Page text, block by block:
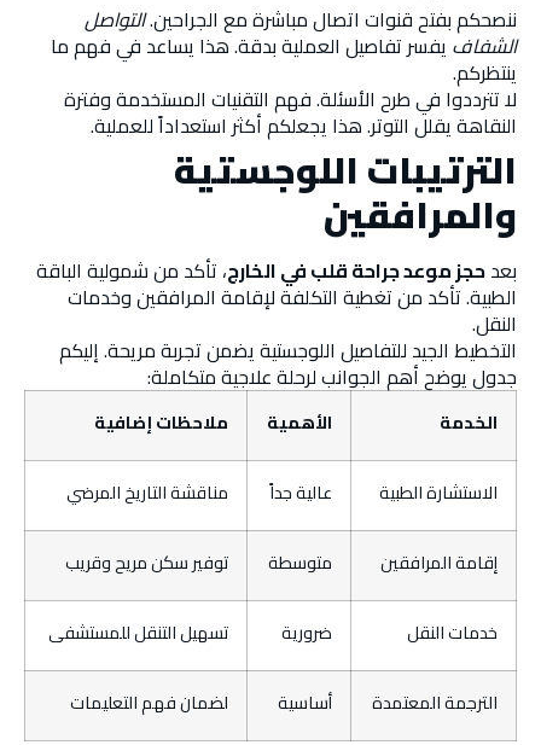
ننصحكم بفتح قنوات اتصال مباشرة مع الجراحين.التواصل
الشفاف يفسر تفاصيل العملية بدقة. هذا يساعد في فهم ما
ينتظركم.
لا تترددوا في طرح الأسئلة. فهم التقنيات المستخدمة وفترة
النقاهة يقلل التوتر. هذا يجعلكم أكثر استعداداً للعملية.
الترتيبات اللوجستية
والمرافقين
بعدحجز موعد جراحة قلب في الخارج، تأكد من شمولية الباقة
الطبية. تأكد من تغطية التكلفة لإقامة المرافقين وخدمات
النقل.
التخطيط الجيد للتفاصيل اللوجستية يضمن تجربة مريحة. إليكم
جدول يوضح أهم الجوانب لرحلة علاجية متكاملة:
الخدمة الأهمية ملاحظات إضافية
الاستشارة الطبية عالية جداً مناقشة التاريخ المرضي
إقامة المرافقين متوسطة توفير سكن مريح وقريب
خدمات النقل ضرورية تسهيل التنقل للمستشفى
الترجمة المعتمدة أساسية لضمان فهم التعليمات